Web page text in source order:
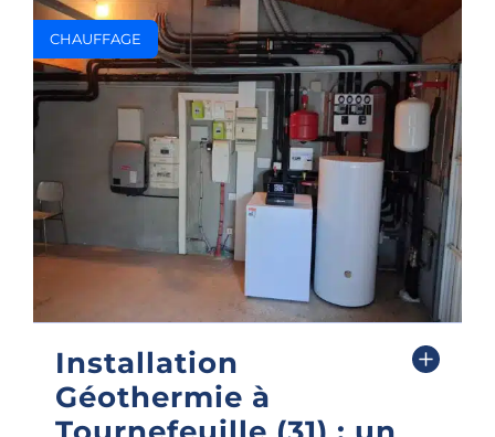
CHAUFFAGE
Installation
Géothermie à